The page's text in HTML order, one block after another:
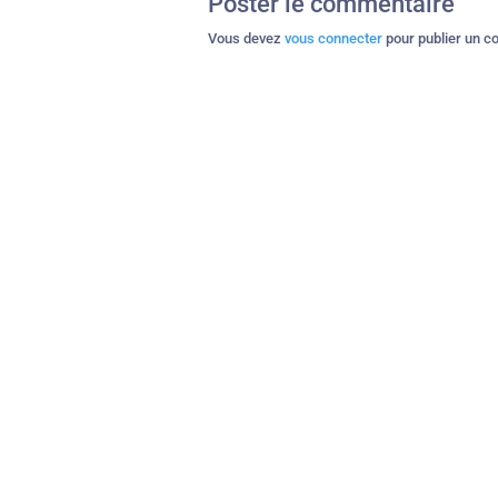
Vous devez vous connecter pour publier un